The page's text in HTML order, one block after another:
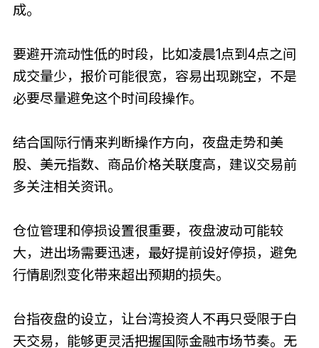
成。
要避开流动性低的时段，比如凌晨1点到4点之间
成交量少，报价可能很宽，容易出现跳空，不是
必要尽量避免这个时间段操作。
结合国际行情来判断操作方向，夜盘走势和美
股、美元指数、商品价格关联度高，建议交易前
多关注相关资讯。
仓位管理和停损设置很重要，夜盘波动可能较
大，进出场需要迅速，最好提前设好停损，避免
行情剧烈变化带来超出预期的损失。
台指夜盘的设立，让台湾投资人不再只受限于白
天交易，能够更灵活把握国际金融市场节奏。无